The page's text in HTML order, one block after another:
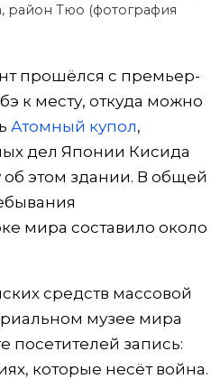
район Тюо (фотография
прошёлся с премьер-
к месту, откуда можно
Атомный купол,
дел Японии Кисида
этом здании. В общей
мира составило около
средств массовой
музее мира
посетителей запись:
которые несёт война.